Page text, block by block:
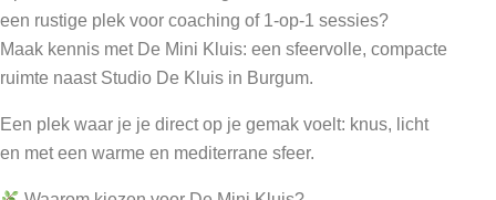
een rustige plek voor coaching of 1-op-1 sessies?
Maak kennis met De Mini Kluis: een sfeervolle, compacte
ruimte naast Studio De Kluis in Burgum.
Een plek waar je je direct op je gemak voelt: knus, licht
en met een warme en mediterrane sfeer.